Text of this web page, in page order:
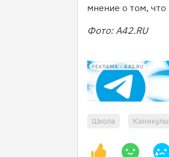
мнение о том,
Фото: A42.RU
РЕКЛАМА • A42.RU
Школа Каникулы